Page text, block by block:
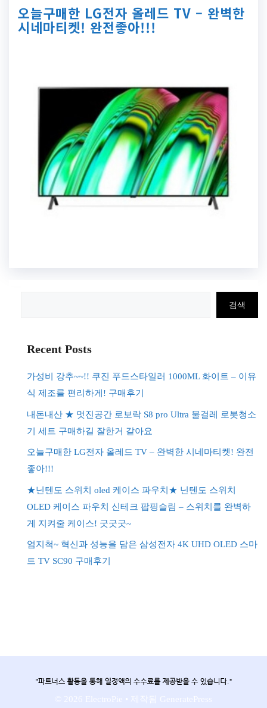
오늘구매한 LG전자 올레드 TV – 완벽한
시네마티켓! 완전좋아!!!
검색
Recent Posts
가성비 강추~~!! 쿠진 푸드스타일러 1000ML 화이트 – 이유
식 제조를 편리하게! 구매후기
내돈내산 ★ 멋진공간 로보락 S8 pro Ultra 물걸레 로봇청소
기 세트 구매하길 잘한거 같아요
오늘구매한 LG전자 올레드 TV – 완벽한 시네마티켓! 완전
좋아!!!
★닌텐도 스위치 oled 케이스 파우치★ 닌텐도 스위치
OLED 케이스 파우치 신테크 팝핑슬림 – 스위치를 완벽하
게 지켜줄 케이스! 굿굿굿~
엄지척~ 혁신과 성능을 담은 삼성전자 4K UHD OLED 스마
트 TV SC90 구매후기
© 2026 ElectroPie • 제작됨 GeneratePress